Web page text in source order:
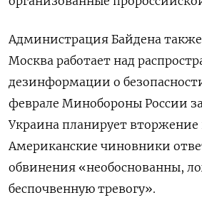
Администрация Байдена также
Москва работает над
дезинформации о
феврале Минобороны России
Украина планирует вторжение
Американские чиновники
обвинения «необоснованны,
беспочвенную тревогу».